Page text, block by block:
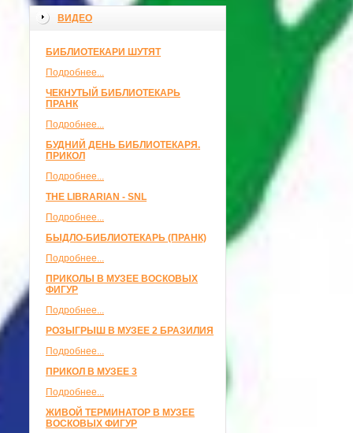
ВИДЕО
БИБЛИОТЕКАРИ ШУТЯТ
Подробнее...
ЧЕКНУТЫЙ БИБЛИОТЕКАРЬ
ПРАНК
Подробнее...
БУДНИЙ ДЕНЬ БИБЛИОТЕКАРЯ.
ПРИКОЛ
Подробнее...
THE LIBRARIAN - SNL
Подробнее...
БЫДЛО-БИБЛИОТЕКАРЬ (ПРАНК)
Подробнее...
ПРИКОЛЫ В МУЗЕЕ ВОСКОВЫХ
ФИГУР
Подробнее...
РОЗЫГРЫШ В МУЗЕЕ 2 БРАЗИЛИЯ
Подробнее...
ПРИКОЛ В МУЗЕЕ 3
Подробнее...
ЖИВОЙ ТЕРМИНАТОР В МУЗЕЕ
ВОСКОВЫХ ФИГУР